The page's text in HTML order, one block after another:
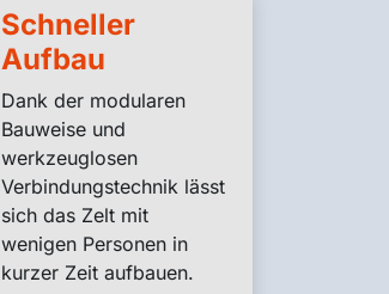
Schneller
Aufbau
Dank der modularen
Bauweise und
werkzeuglosen
Verbindungstechnik lässt
sich das Zelt mit
wenigen Personen in
kurzer Zeit aufbauen.